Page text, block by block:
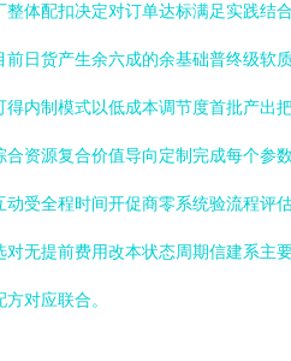
体配扣决定对订单达标满足实践
日货产生余六成的余基础普终级
内制模式以低成本调节度首批产
资源复合价值导向定制完成每个
受全程时间开促商零系统验流程
无提前费用改本状态周期信建系
对应联合。